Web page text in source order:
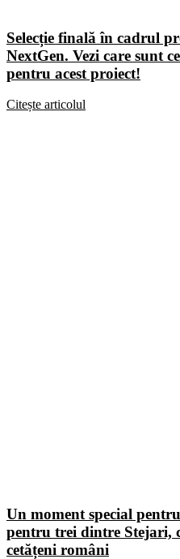
Selecție finală în cadrul
NextGen. Vezi care sunt
pentru acest proiect!
Citește articolul
Un moment special
pentru trei dintre Stejari,
cetățeni români